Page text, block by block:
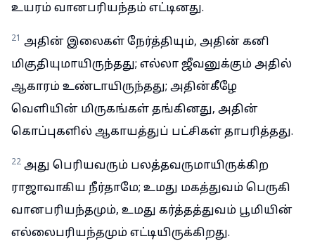
உயரம் வானபரியந்தம் எட்டினது.
21 அதின் இலைகள் நேர்த்தியும், அதின் கனி
மிகுதியுமாயிருந்தது; எல்லா ஜீவனுக்கும் அதில்
ஆகாரம் உண்டாயிருந்தது; அதின்கீழே
வெளியின் மிருகங்கள் தங்கினது, அதின்
கொப்புகளில் ஆகாயத்துப் பட்சிகள் தாபரித்தது.
22 அது பெரியவரும் பலத்தவருமாயிருக்கிற
ராஜாவாகிய நீர்தாமே; உமது மகத்துவம் பெருகி
வானபரியந்தமும், உமது கர்த்தத்துவம் பூமியின்
எல்லைபரியந்தமும் எட்டியிருக்கிறது.